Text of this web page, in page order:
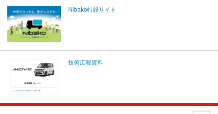
Nibako特設サイト
技術広報資料